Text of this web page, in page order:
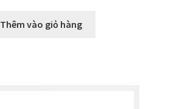
Thêm vào giỏ hàng